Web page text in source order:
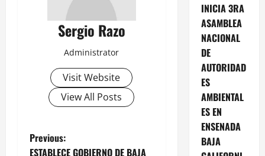
Sergio Razo
Administrator
Visit Website
View All Posts
P
Previous:
ESTABLECE GOBIERNO DE BAJA
INICIA 3RA
ASAMBLEA
NACIONAL
DE
AUTORIDAD
ES
AMBIENTAL
ES EN
ENSENADA
BAJA